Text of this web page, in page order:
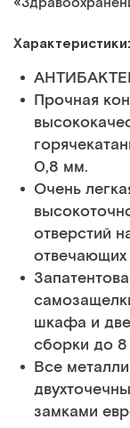
Характеристики:
Прочная
0,8 мм.
Очень
отверстий
шкафа и
сборки до 8
Все
замками